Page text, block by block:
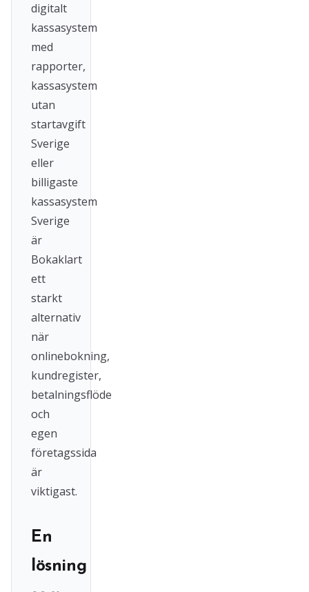
digitalt
kassasystem
med
rapporter,
kassasystem
utan
startavgift
Sverige
eller
billigaste
kassasystem
Sverige
är
Bokaklart
ett
starkt
alternativ
när
onlinebokning,
kundregister,
betalningsflöde
och
egen
företagssida
är
viktigast.
En
lösning